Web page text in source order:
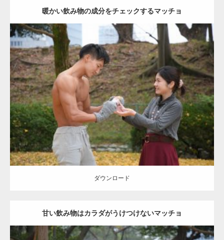
暖かい飲み物の成分をチェックするマッチョ
Update:2021.07.8
Category:公園のマッチョ その他 AKIHITO(細マッチョ) 上腕三頭筋
肩
ダウンロード
ダウンロード
甘い飲み物はカラダがうけつけないマッチョ